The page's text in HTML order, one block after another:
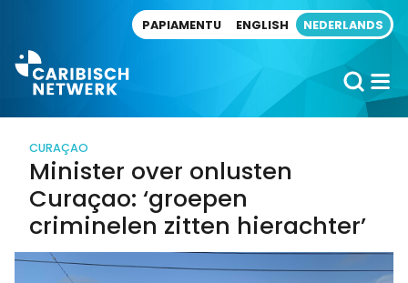
PAPIAMENTU ENGLISH NEDERLANDS
CURAÇAO
Minister over onlusten
Curaçao: ‘groepen
criminelen zitten hierachter’